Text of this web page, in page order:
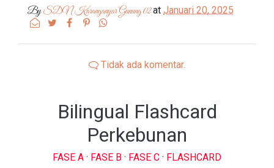
BySDN Karanganyar Gunung 02at Januari 20, 2025
Tidak ada komentar.
Bilingual Flashcard
Perkebunan
FASE A · FASE B · FASE C · FLASHCARD